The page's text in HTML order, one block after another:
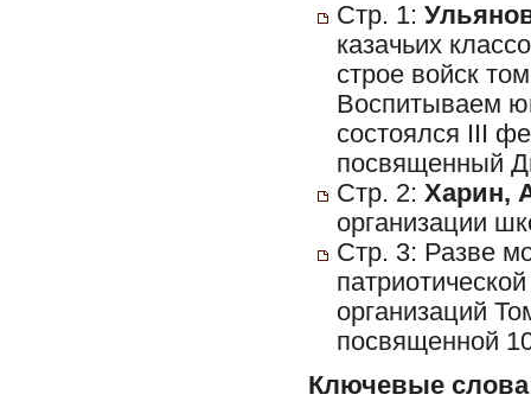
Стр. 1:
казачьих
строе войск
Воспитываем
состоялся III
посвященный
Стр. 2: Харин,
организации
Стр. 3: Разве
организаций
посвященной
Ключевые слова